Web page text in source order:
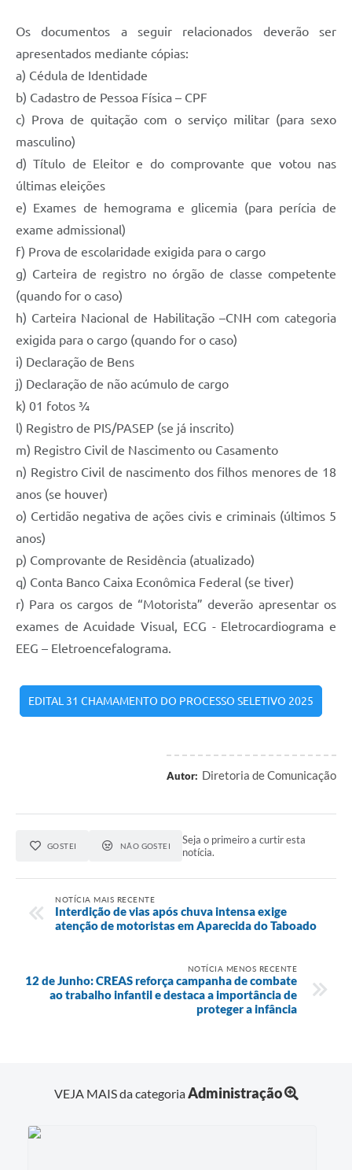
Os documentos a seguir relacionados deverão ser
apresentados mediante cópias:
a) Cédula de Identidade
b) Cadastro de Pessoa Física – CPF
c) Prova de quitação com o serviço militar (para sexo
masculino)
d) Título de Eleitor e do comprovante que votou nas
últimas eleições
e) Exames de hemograma e glicemia (para perícia de
exame admissional)
f) Prova de escolaridade exigida para o cargo
g) Carteira de registro no órgão de classe competente
(quando for o caso)
h) Carteira Nacional de Habilitação –CNH com categoria
exigida para o cargo (quando for o caso)
i) Declaração de Bens
j) Declaração de não acúmulo de cargo
k) 01 fotos ¾
l) Registro de PIS/PASEP (se já inscrito)
m) Registro Civil de Nascimento ou Casamento
n) Registro Civil de nascimento dos filhos menores de 18
anos (se houver)
o) Certidão negativa de ações civis e criminais (últimos 5
anos)
p) Comprovante de Residência (atualizado)
q) Conta Banco Caixa Econômica Federal (se tiver)
r) Para os cargos de “Motorista” deverão apresentar os
exames de Acuidade Visual, ECG - Eletrocardiograma e
EEG – Eletroencefalograma.
EDITAL 31 CHAMAMENTO DO PROCESSO SELETIVO 2025
Autor: Diretoria de Comunicação
GOSTEI NÃO GOSTEI
Seja o primeiro a curtir esta
notícia.
NOTÍCIA MAIS RECENTE
Interdição de vias após chuva intensa exige
atenção de motoristas em Aparecida do Taboado
NOTÍCIA MENOS RECENTE
12 de Junho: CREAS reforça campanha de combate
ao trabalho infantil e destaca a importância de
proteger a infância
VEJA MAIS da categoriaAdministração